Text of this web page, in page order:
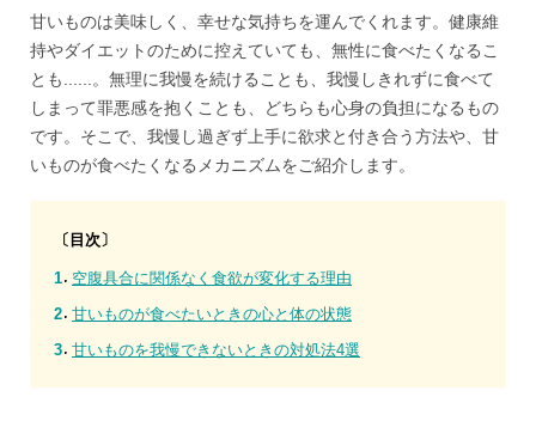
甘いものは美味しく、幸せな気持ちを運んでくれます。健康維
持やダイエットのために控えていても、無性に食べたくなるこ
とも......。無理に我慢を続けることも、我慢しきれずに食べて
しまって罪悪感を抱くことも、どちらも心身の負担になるもの
です。そこで、我慢し過ぎず上手に欲求と付き合う方法や、甘
いものが食べたくなるメカニズムをご紹介します。
〔目次〕
空腹具合に関係なく食欲が変化する理由
甘いものが食べたいときの心と体の状態
甘いものを我慢できないときの対処法4選